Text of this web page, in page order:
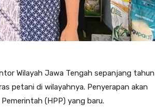
Wilayah Jawa Tengah sepanjang tahun
petani di wilayahnya. Penyerapan akan
(HPP) yang baru.